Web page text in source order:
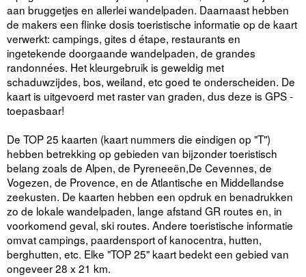
aan bruggetjes en allerlei wandelpaden. Daarnaast hebben
de makers een flinke dosis toeristische informatie op de kaart
verwerkt: campings, gites d étape, restaurants en
ingetekende doorgaande wandelpaden, de grandes
randonnées. Het kleurgebruik is geweldig met
schaduwzijdes, bos, weiland, etc goed te onderscheiden. De
kaart is uitgevoerd met raster van graden, dus deze is GPS -
toepasbaar!
De TOP 25 kaarten (kaart nummers die eindigen op "T")
hebben betrekking op gebieden van bijzonder toeristisch
belang zoals de Alpen, de Pyreneeën,De Cevennes, de
Vogezen, de Provence, en de Atlantische en Middellandse
zeekusten. De kaarten hebben een opdruk en benadrukken
zo de lokale wandelpaden, lange afstand GR routes en, in
voorkomend geval, ski routes. Andere toeristische informatie
omvat campings, paardensport of kanocentra, hutten,
berghutten, etc. Elke "TOP 25" kaart bedekt een gebied van
ongeveer 28 x 21 km.